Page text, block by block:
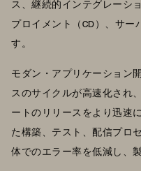
ス、継続的インテグレーシ
プロイメント（CD）、サー
す。
モダン・アプリケーション
スのサイクルが高速化され
ートのリリースをより迅速
た構築、テスト、配信プロ
体でのエラー率を低減し、